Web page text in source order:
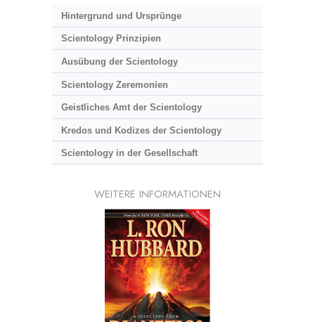
Hintergrund und Ursprünge
Scientology Prinzipien
Ausübung der Scientology
Scientology Zeremonien
Geistliches Amt der Scientology
Kredos und Kodizes der Scientology
Scientology in der Gesellschaft
WEITERE INFORMATIONEN